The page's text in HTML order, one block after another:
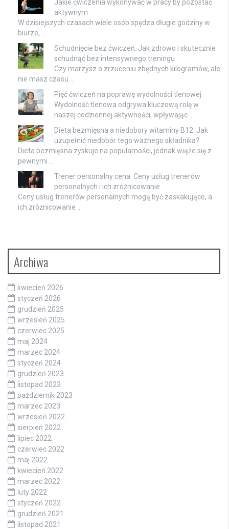
Jakie ćwiczenia wykonywać w pracy by pozostać
aktywnym
W dzisiejszych czasach wiele osób spędza długie godziny w
biurze, …
Schudnięcie bez ćwiczeń: Jak zdrowo i skutecznie
schudnąć bez intensywnego treningu
Czy marzysz o zrzuceniu zbędnych kilogramów, ale
nie masz czasu …
Pięć ćwiczeń na poprawę wydolności tlenowej
Wydolność tlenowa odgrywa kluczową rolę w
naszej codziennej aktywności, wpływając …
Dieta bezmięsna a niedobory witaminy B12: Jak
uzupełnić niedobór tego ważnego składnika?
Dieta bezmięsna zyskuje na popularności, jednak wiąże się z
pewnymi …
Trener personalny cena: Ceny usług trenerów
personalnych i ich zróżnicowanie
Ceny usług trenerów personalnych mogą być zaskakujące, a
ich zróżnicowanie …
Archiwa
kwiecień 2026
styczeń 2026
grudzień 2025
wrzesień 2025
czerwiec 2025
maj 2024
marzec 2024
styczeń 2024
grudzień 2023
listopad 2023
październik 2023
marzec 2023
wrzesień 2022
sierpień 2022
lipiec 2022
czerwiec 2022
maj 2022
kwiecień 2022
marzec 2022
luty 2022
styczeń 2022
grudzień 2021
listopad 2021